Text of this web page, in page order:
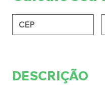
DESCRIÇÃO